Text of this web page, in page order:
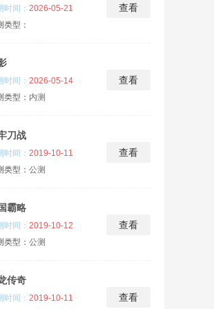
时间： 2026-05-21
类型：
查看
时间： 2026-05-14
类型： 内测
查看
刀战
时间： 2019-10-11
类型： 公测
查看
霸略
时间： 2019-10-12
类型： 公测
查看
传奇
时间： 2019-10-11 查看